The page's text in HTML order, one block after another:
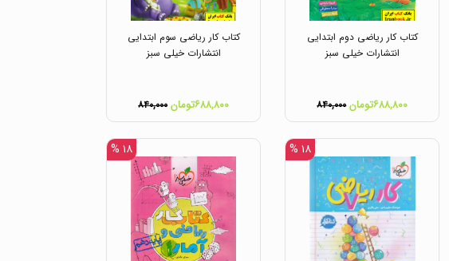
کتاب کار ریاضی دوم ابتدایی
انتشارات خیلی سبز
۶۸۸,۸۰۰تومان ۸۴۰,۰۰۰
کتاب کار ریاضی سوم ابتدایی
انتشارات خیلی سبز
۶۸۸,۸۰۰تومان ۸۴۰,۰۰۰
۱۸ % ۱۸ %